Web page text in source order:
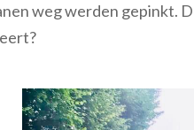
weg werden gepinkt.